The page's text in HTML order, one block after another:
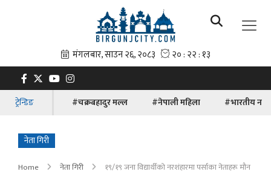
ट्रेन्डिङ #चक्रबहादुर मल्ल #नेपाली महिला #भारतीय
नेता गिरी
Home नेता गिरी १९/१९ जना विद्यार्थीको नरशंहारमा पर्साका नेताहरू मौन